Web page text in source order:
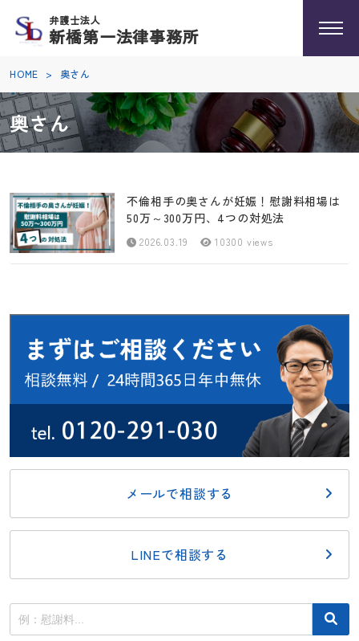
弁護士法人
新橋第一法律事務所
HOME > 奥さん
奥さん
不倫相手の奥さんが妊娠！慰謝料相場は
50万～300万円、4つの対処法
2026.03.19 10300 views
メールで相談する
LINEで相談する